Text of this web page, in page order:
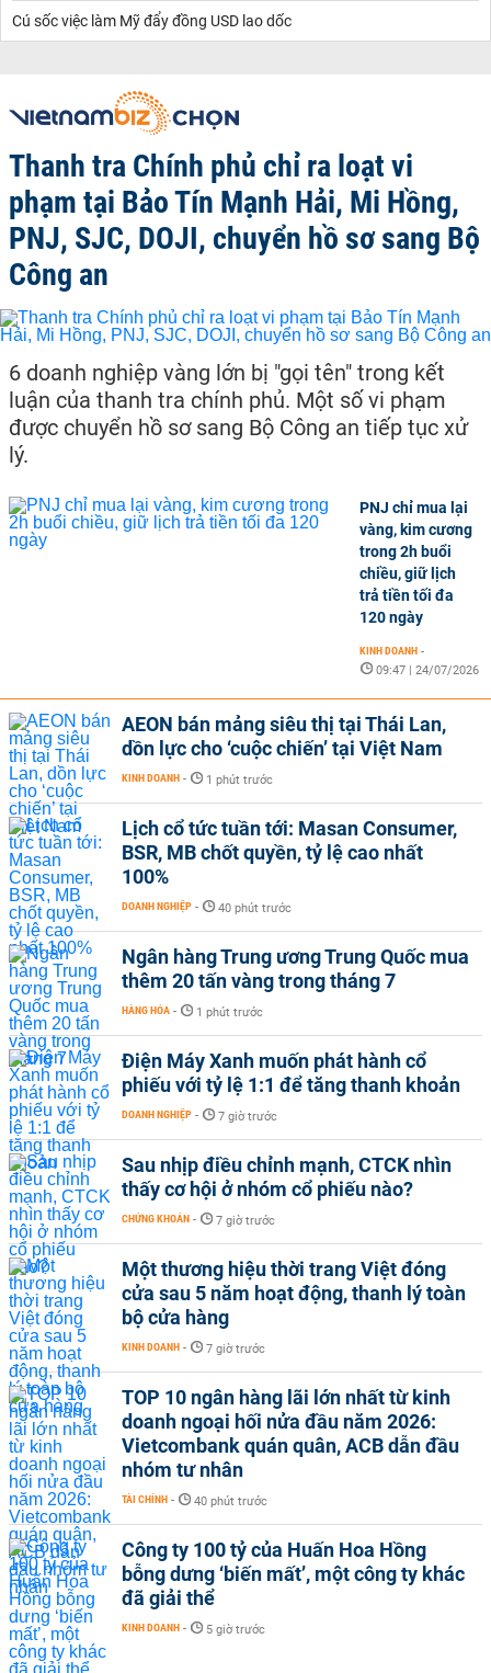
Cú sốc việc làm Mỹ đẩy đồng USD lao dốc
Thanh tra Chính phủ chỉ ra loạt vi
phạm tại Bảo Tín Mạnh Hải, Mi Hồng,
PNJ, SJC, DOJI, chuyển hồ sơ sang Bộ
Công an
6 doanh nghiệp vàng lớn bị "gọi tên" trong kết
luận của thanh tra chính phủ. Một số vi phạm
được chuyển hồ sơ sang Bộ Công an tiếp tục xử
lý.
PNJ chỉ mua lại
vàng, kim cương
trong 2h buổi
chiều, giữ lịch
trả tiền tối đa
120 ngày
KINH DOANH -
09:47 | 24/07/2026
AEON bán mảng siêu thị tại Thái Lan,
dồn lực cho ‘cuộc chiến’ tại Việt Nam
KINH DOANH - 1 phút trước
Lịch cổ tức tuần tới: Masan Consumer,
BSR, MB chốt quyền, tỷ lệ cao nhất
100%
DOANH NGHIỆP - 40 phút trước
Ngân hàng Trung ương Trung Quốc mua
thêm 20 tấn vàng trong tháng 7
HÀNG HÓA - 1 phút trước
Điện Máy Xanh muốn phát hành cổ
phiếu với tỷ lệ 1:1 để tăng thanh khoản
DOANH NGHIỆP - 7 giờ trước
Sau nhịp điều chỉnh mạnh, CTCK nhìn
thấy cơ hội ở nhóm cổ phiếu nào?
CHỨNG KHOÁN - 7 giờ trước
Một thương hiệu thời trang Việt đóng
cửa sau 5 năm hoạt động, thanh lý toàn
bộ cửa hàng
KINH DOANH - 7 giờ trước
TOP 10 ngân hàng lãi lớn nhất từ kinh
doanh ngoại hối nửa đầu năm 2026:
Vietcombank quán quân, ACB dẫn đầu
nhóm tư nhân
TÀI CHÍNH - 40 phút trước
Công ty 100 tỷ của Huấn Hoa Hồng
bỗng dưng ‘biến mất’, một công ty khác
đã giải thể
KINH DOANH - 5 giờ trước